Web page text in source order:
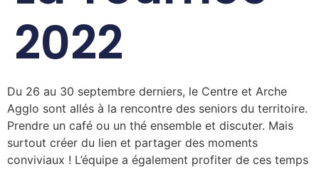
2022
Du 26 au 30 septembre derniers, le Centre et Arche
Agglo sont allés à la rencontre des seniors du territoire.
Prendre un café ou un thé ensemble et discuter. Mais
surtout créer du lien et partager des moments
conviviaux ! L’équipe a également profiter de ces temps